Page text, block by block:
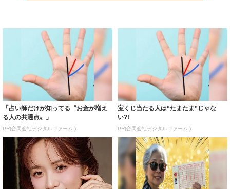
「占い師だけが知ってる〝お金が増え
る人の共通点〟」
PR(合同会社デジタルファーム )
宝くじ当たる人は“たまたま”じゃな
い?!
PR(合同会社デジタルファーム )